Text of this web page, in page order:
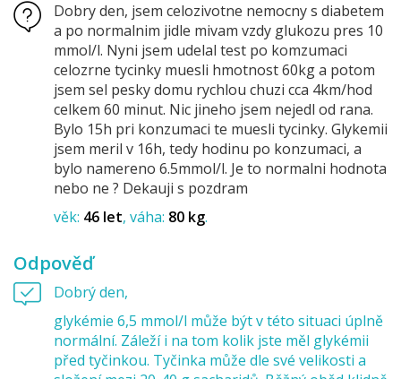
Dobry den, jsem celozivotne nemocny s diabetem
a po normalnim jidle mivam vzdy glukozu pres 10
mmol/l. Nyni jsem udelal test po komzumaci
celozrne tycinky muesli hmotnost 60kg a potom
jsem sel pesky domu rychlou chuzi cca 4km/hod
celkem 60 minut. Nic jineho jsem nejedl od rana.
Bylo 15h pri konzumaci te muesli tycinky. Glykemii
jsem meril v 16h, tedy hodinu po konzumaci, a
bylo namereno 6.5mmol/l. Je to normalni hodnota
nebo ne ? Dekauji s pozdram
věk: 46 let váha: 80 kg
Odpověď
Dobrý den,
glykémie 6,5 mmol/l může být v této situaci úplně
normální. Záleží i na tom kolik jste měl glykémii
před tyčinkou. Tyčinka může dle své velikosti a